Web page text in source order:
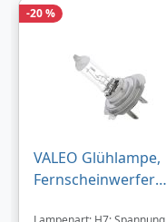
-20 %
VALEO Glühlampe,
Fernscheinwerfer